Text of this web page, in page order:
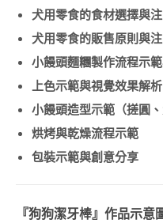
COURSE)
雕塑花糖霜曲奇講師
證書課程
糖霜薑餅講師證書課
程 (GINGERBREAD
ICING CERTIFICATE
COURSE)
書法藝術糖霜曲奇講
ICING COOKIE)
犬用零食的食材選擇與
犬用零食的販售原則與
小饅頭麵糰製作流程示
上色示範與視覺效果解析
小饅頭造型示範（搓圓
烘烤與乾燥流程示範
包裝示範與創意分享
『狗狗潔牙棒』 作品示意